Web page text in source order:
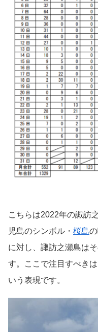
こちらは2022年の諏訪
児島のシンボル・ 桜島
に対し、諏訪之瀬島は
す。ここで注目すべき
いう表現です。